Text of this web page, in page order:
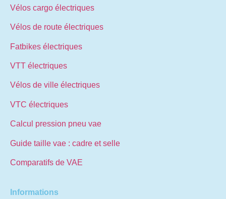
Vélos cargo électriques
Vélos de route électriques
Fatbikes électriques
VTT électriques
Vélos de ville électriques
VTC électriques
Calcul pression pneu vae
Guide taille vae : cadre et selle
Comparatifs de VAE
Informations